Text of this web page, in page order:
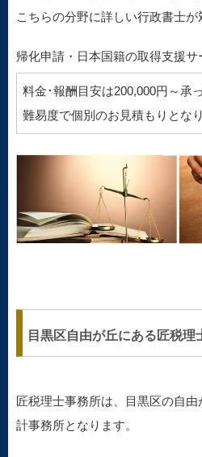
こちらの分野に詳しい行政書士が
帰化申請・日本国籍の取得支援サ
料金･報酬目安は200,000円～承
難易度で個別のお見積もりとなり
目黒区自由が丘にある匠税理
匠税理士事務所は、目黒区の自
計事務所となります。